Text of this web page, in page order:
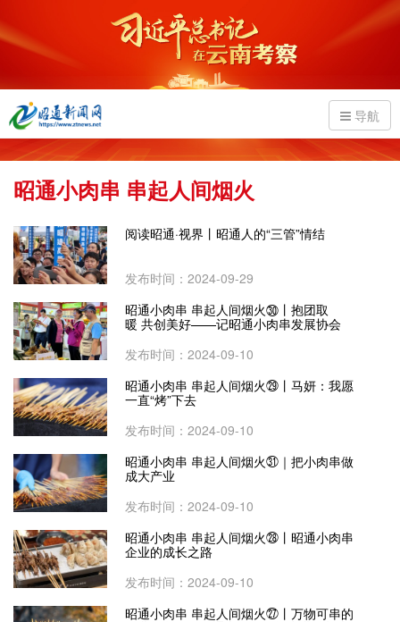
导航
昭通小肉串 串起人间烟火
阅读昭通·视界丨昭通人的“三管”情结
发布时间：2024-09-29
昭通小肉串 串起人间烟火㉚丨抱团取
暖 共创美好——记昭通小肉串发展协会
发布时间：2024-09-10
昭通小肉串 串起人间烟火㉙丨马妍：我愿
一直“烤”下去
发布时间：2024-09-10
昭通小肉串 串起人间烟火㉛｜把小肉串做
成大产业
发布时间：2024-09-10
昭通小肉串 串起人间烟火㉘丨昭通小肉串
企业的成长之路
发布时间：2024-09-10
昭通小肉串 串起人间烟火㉗丨万物可串的